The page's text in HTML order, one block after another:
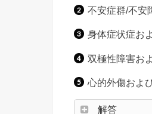
不安症群/不安
身体症状症お
双極性障害お
心的外傷およ
解答